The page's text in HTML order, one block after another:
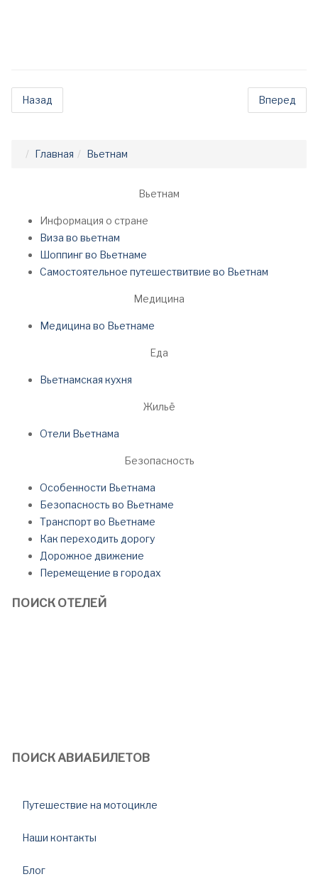
Назад Вперед
Главная Вьетнам
Вьетнам
Информация о стране
Виза во вьетнам
Шоппинг во Вьетнаме
Самостоятельное путешествитвие во Вьетнам
Медицина
Медицина во Вьетнаме
Еда
Вьетнамская кухня
Жильё
Отели Вьетнама
Безопасность
Особенности Вьетнама
Безопасность во Вьетнаме
Транспорт во Вьетнаме
Как переходить дорогу
Дорожное движение
Перемещение в городах
ПОИСК ОТЕЛЕЙ
ПОИСК АВИАБИЛЕТОВ
Путешествие на мотоцикле
Наши контакты
Блог